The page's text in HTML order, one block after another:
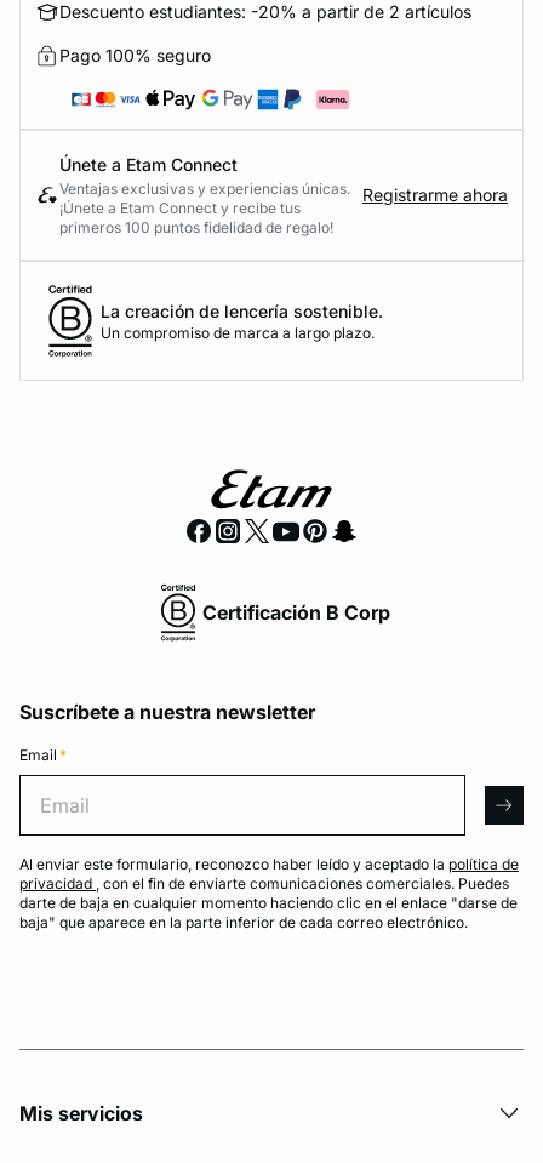
Descuento estudiantes: -20% a partir de 2 artículos
Pago 100% seguro
Únete a Etam Connect
Ventajas exclusivas y experiencias únicas.
¡Únete a Etam Connect y recibe tus
primeros 100 puntos fidelidad de regalo!
Registrarme ahora
La creación de lencería sostenible.
Un compromiso de marca a largo plazo.
Certificación B Corp
Suscríbete a nuestra newsletter
Email *
Al enviar este formulario, reconozco haber leído y aceptado la política de
privacidad , con el fin de enviarte comunicaciones comerciales. Puedes
darte de baja en cualquier momento haciendo clic en el enlace "darse de
baja" que aparece en la parte inferior de cada correo electrónico.
Mis servicios